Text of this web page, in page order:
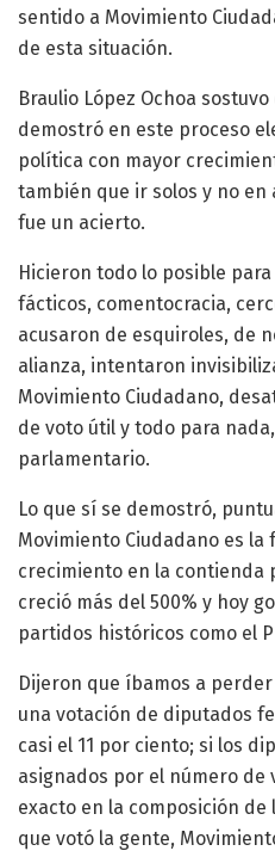
sentido a Movimiento
de esta situación.
Braulio López Ochoa
demostró en este proceso
política con mayor
también que ir solos y no en
fue un acierto.
Hicieron todo lo posible
fácticos, comentocracia,
acusaron de esquiroles, de
alianza, intentaron
Movimiento Ciudadano,
de voto útil y todo para
parlamentario.
Lo que sí se demostró,
Movimiento Ciudadano es la
crecimiento en la contienda
creció más del 500% y hoy
partidos históricos como el
Dijeron que íbamos a
una votación de diputados
casi el 11 por ciento; si los
asignados por el número de
exacto en la composición
que votó la gente,